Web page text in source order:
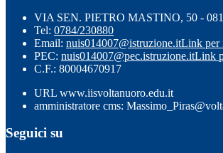
VIA SEN. PIETRO MASTINO, 50 -
Tel: 0784/230880
Email: nuis014007@istruzione.itLink per
PEC: nuis014007@pec.istruzione.itLink
C.F.: 80004670917
URL www.iisvoltanuoro.edu.it
amministratore cms:
Seguici su